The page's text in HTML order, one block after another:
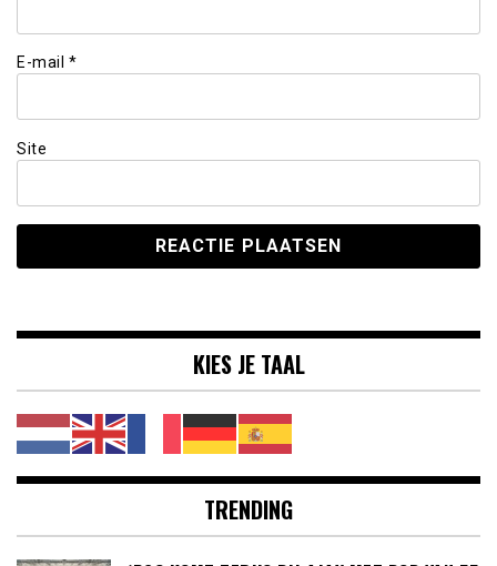
E-mail *
Site
KIES JE TAAL
TRENDING